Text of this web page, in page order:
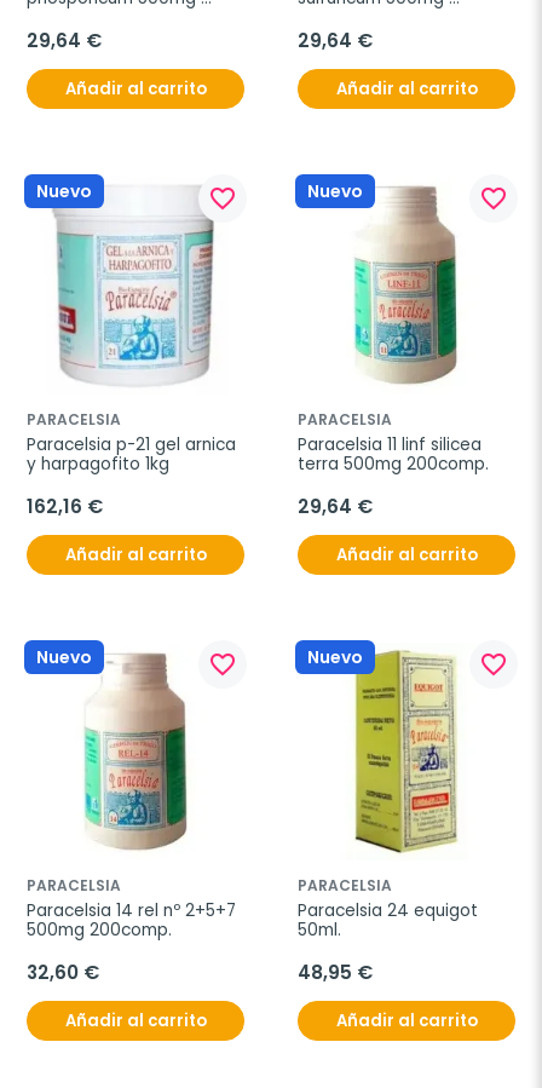
29,64 €
Añadir al carrito
29,64 €
Añadir al carrito
Nuevo favorite_border
PARACELSIA
Paracelsia p-21 gel arnica
y harpagofito 1kg
162,16 €
Añadir al carrito
Nuevo favorite_border
PARACELSIA
Paracelsia 11 linf silicea
terra 500mg 200comp.
29,64 €
Añadir al carrito
Nuevo favorite_border
PARACELSIA
Paracelsia 14 rel nº 2+5+7
500mg 200comp.
32,60 €
Añadir al carrito
Nuevo favorite_border
PARACELSIA
Paracelsia 24 equigot
50ml.
48,95 €
Añadir al carrito